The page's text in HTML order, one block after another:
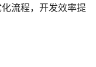
流程，开发效率提